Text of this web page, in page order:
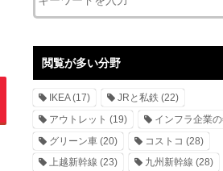
閲覧が多い分野
IKEA(17) JRと私鉄 (22)
アウトレット (19) インフラ企業
グリーン車 (20) コストコ (28)
上越新幹線 (23) 九州新幹線 (28)